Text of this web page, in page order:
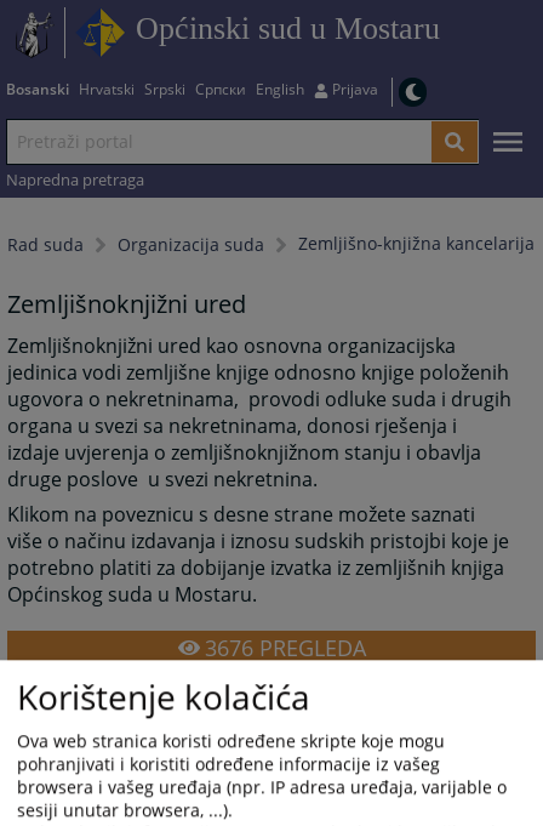
Općinski sud u Mostaru
Bosanski Hrvatski Srpski Српски English Prijava
Napredna pretraga
Rad suda Organizacija suda Zemljišno-knjižna kancelarija
Zemljišnoknjižni ured
Zemljišnoknjižni ured kao osnovna organizacijska
jedinica vodi zemljišne knjige odnosno knjige položenih
ugovora o nekretninama, provodi odluke suda i drugih
organa u svezi sa nekretninama, donosi rješenja i
izdaje uvjerenja o zemljišnoknjižnom stanju i obavlja
druge poslove u svezi nekretnina.
Klikom na poveznicu s desne strane možete saznati
više o načinu izdavanja i iznosu sudskih pristojbi koje je
potrebno platiti za dobijanje izvatka iz zemljišnih knjiga
Općinskog suda u Mostaru.
3676PREGLEDA
Linkovi
Korištenje kolačića
Ova web stranica koristi određene skripte koje mogu
pohranjivati i koristiti određene informacije iz vašeg
browsera i vašeg uređaja (npr. IP adresa uređaja, varijable o
sesiji unutar browsera, ...).